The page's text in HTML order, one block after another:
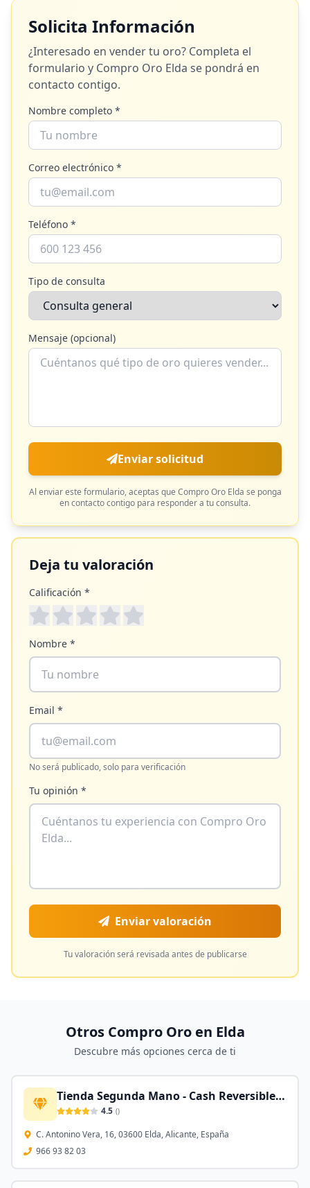
Solicita Información
¿Interesado en vender tu oro? Completa el
formulario y Compro Oro Elda se pondrá en
contacto contigo.
Nombre completo *
Correo electrónico *
Teléfono *
Tipo de consulta
Mensaje (opcional)
Enviar solicitud
Al enviar este formulario, aceptas que Compro Oro Elda se ponga
en contacto contigo para responder a tu consulta.
Deja tu valoración
Calificación *
Nombre *
Email *
No será publicado, solo para verificación
Tu opinión *
Enviar valoración
Tu valoración será revisada antes de publicarse
Otros Compro Oro en Elda
Descubre más opciones cerca de ti
Tienda Segunda Mano - Cash Reversible Elda
4.5 ()
C. Antonino Vera, 16, 03600 Elda, Alicante, España
966 93 82 03